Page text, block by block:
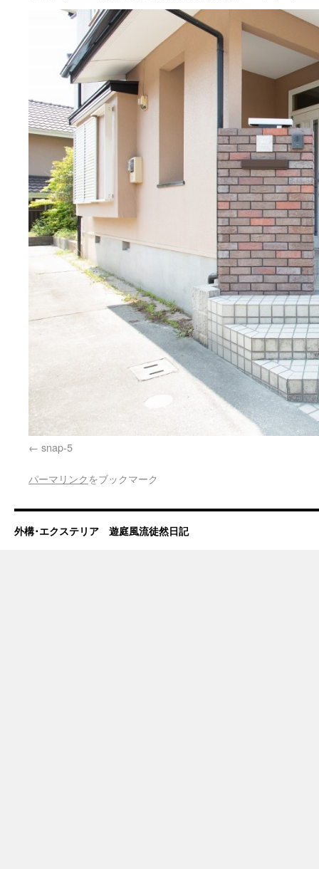
snap-5
パーマリンクをブックマーク
外構･エクステリア 遊庭風流徒然日記